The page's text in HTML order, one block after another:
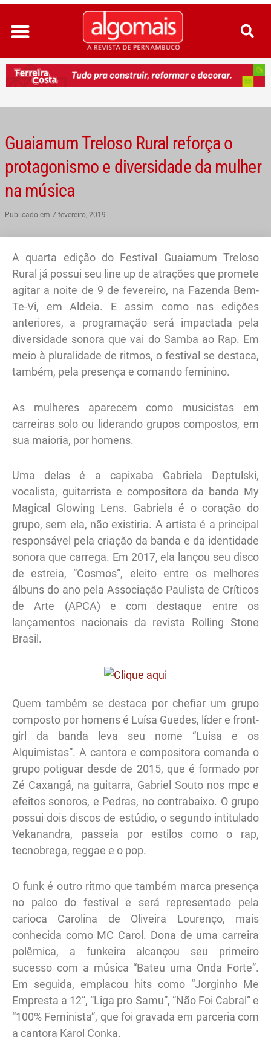
Ir
para
conteúdo
Guaiamum Treloso Rural reforça o
protagonismo e diversidade da mulher
na música
Publicado em 7 fevereiro, 2019
A quarta edição do Festival Guaiamum Treloso
Rural já possui seu line up de atrações que promete
agitar a noite de 9 de fevereiro, na Fazenda Bem-
Te-Vi, em Aldeia. E assim como nas edições
anteriores, a programação será impactada pela
diversidade sonora que vai do Samba ao Rap. Em
meio à pluralidade de ritmos, o festival se destaca,
também, pela presença e comando feminino.
As mulheres aparecem como musicistas em
carreiras solo ou liderando grupos compostos, em
sua maioria, por homens.
Uma delas é a capixaba Gabriela Deptulski,
vocalista, guitarrista e compositora da banda My
Magical Glowing Lens. Gabriela é o coração do
grupo, sem ela, não existiria. A artista é a principal
responsável pela criação da banda e da identidade
sonora que carrega. Em 2017, ela lançou seu disco
de estreia, “Cosmos”, eleito entre os melhores
álbuns do ano pela Associação Paulista de Críticos
de Arte (APCA) e com destaque entre os
lançamentos nacionais da revista Rolling Stone
Brasil.
Quem também se destaca por chefiar um grupo
composto por homens é Luísa Guedes, líder e front-
girl da banda leva seu nome “Luisa e os
Alquimistas”. A cantora e compositora comanda o
grupo potiguar desde de 2015, que é formado por
Zé Caxangá, na guitarra, Gabriel Souto nos mpc e
efeitos sonoros, e Pedras, no contrabaixo. O grupo
possui dois discos de estúdio, o segundo intitulado
Vekanandra, passeia por estilos como o rap,
tecnobrega, reggae e o pop.
O funk é outro ritmo que também marca presença
no palco do festival e será representado pela
carioca Carolina de Oliveira Lourenço, mais
conhecida como MC Carol. Dona de uma carreira
polêmica, a funkeira alcançou seu primeiro
sucesso com a música “Bateu uma Onda Forte”.
Em seguida, emplacou hits como “Jorginho Me
Empresta a 12”, “Liga pro Samu”, “Não Foi Cabral” e
“100% Feminista”, que foi gravada em parceria com
a cantora Karol Conka.